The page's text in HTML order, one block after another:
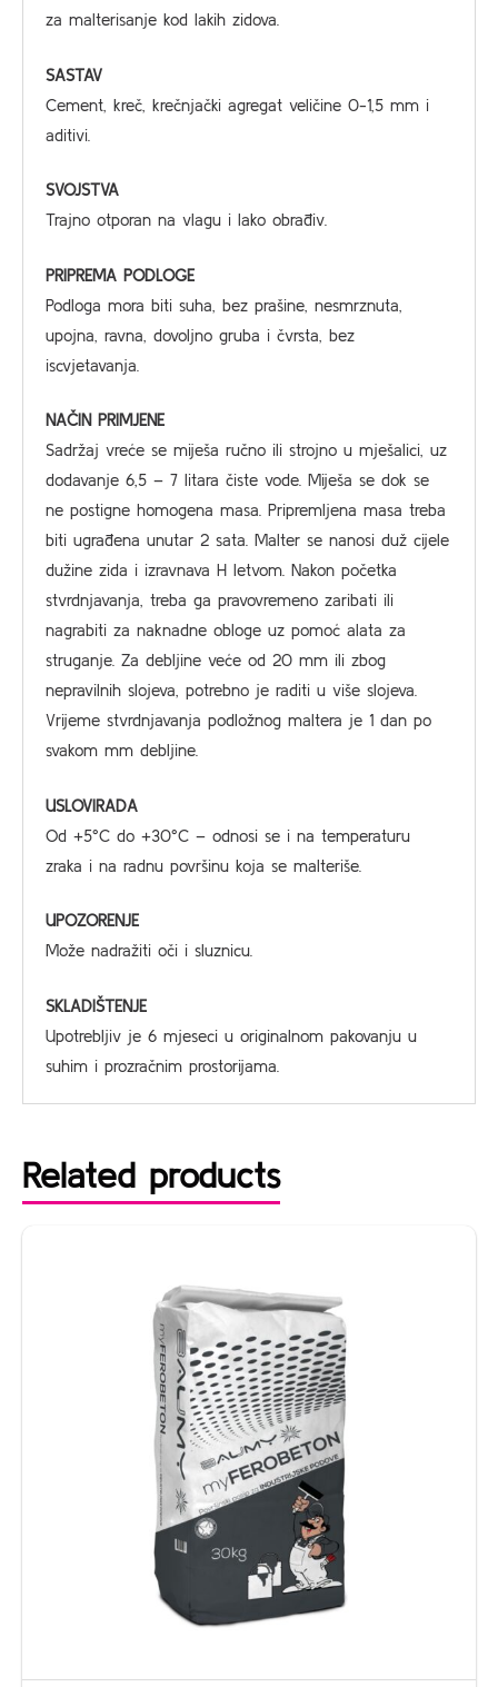
za malterisanje kod lakih zidova.
SASTAV
Cement, kreč, krečnjački agregat veličine 0-1,5 mm i
aditivi.
SVOJSTVA
Trajno otporan na vlagu i lako obrađiv.
PRIPREMA PODLOGE
Podloga mora biti suha, bez prašine, nesmrznuta,
upojna, ravna, dovoljno gruba i čvrsta, bez
iscvjetavanja.
NAČIN PRIMJENE
Sadržaj vreće se miješa ručno ili strojno u mješalici, uz
dodavanje 6,5 – 7 litara čiste vode. Miješa se dok se
ne postigne homogena masa. Pripremljena masa treba
biti ugrađena unutar 2 sata. Malter se nanosi duž cijele
dužine zida i izravnava H letvom. Nakon početka
stvrdnjavanja, treba ga pravovremeno zaribati ili
nagrabiti za naknadne obloge uz pomoć alata za
struganje. Za debljine veće od 20 mm ili zbog
nepravilnih slojeva, potrebno je raditi u više slojeva.
Vrijeme stvrdnjavanja podložnog maltera je 1 dan po
svakom mm debljine.
USLOVIRADA
Od +5°C do +30°C – odnosi se i na temperaturu
zraka i na radnu površinu koja se malteriše.
UPOZORENJE
Može nadražiti oči i sluznicu.
SKLADIŠTENJE
Upotrebljiv je 6 mjeseci u originalnom pakovanju u
suhim i prozračnim prostorijama.
Related products